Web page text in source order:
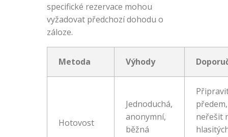
specifické rezervace mohou
vyžadovat předchozí dohodu o
záloze.
Metoda Výhody
Hotovost
Jednoduchá,
anonymní,
běžná
předem,
neřešit